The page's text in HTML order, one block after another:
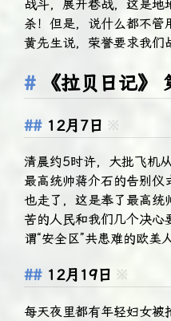
战斗，展开巷战，这是地
杀！但是，说什么都不管
黄先生说，荣誉要求我们
《拉贝日记》
12月7日 ※
清晨约5时许，大批飞机
最高统帅蒋介石的告别仪
也走了，这是奉了最高统
苦的人民和我们几个决心
谓“安全区”共患难的欧美人
12月19日 ※
每天夜里都有年轻妇女被